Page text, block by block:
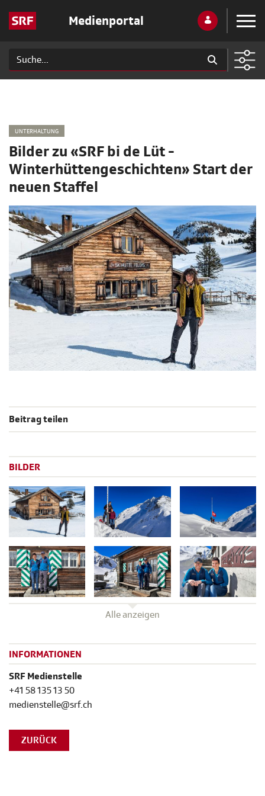
Medienportal
UNTERHALTUNG
Bilder zu «SRF bi de Lüt -
Winterhüttengeschichten» Start der
neuen Staffel
Beitrag teilen
BILDER
Alle anzeigen
INFORMATIONEN
SRF Medienstelle
+41 58 135 13 50
medienstelle@srf.ch
ZURÜCK